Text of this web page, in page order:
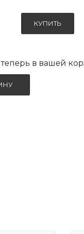
в вашей